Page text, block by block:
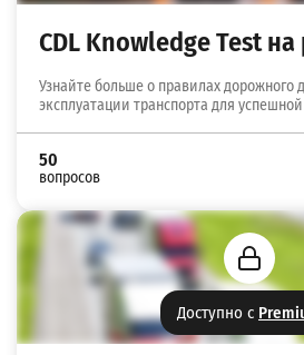
CDL Knowledge Test
Узнайте больше о правилах дорожного
эксплуатации транспорта для
50
вопросов
Доступно с